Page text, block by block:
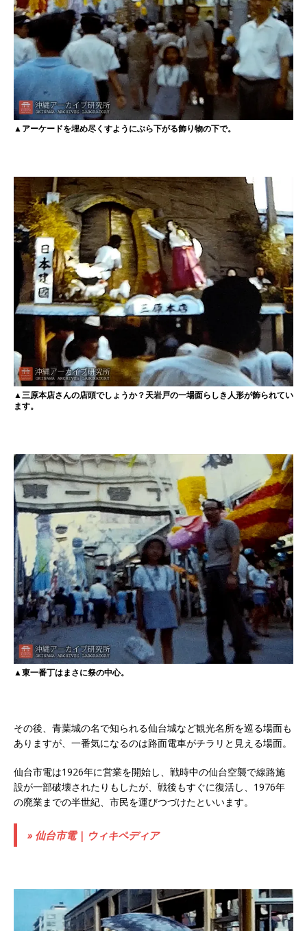
▲アーケードを埋め尽くすようにぶら下がる飾り物の下で。
▲三原本店さんの店頭でしょうか？天岩戸の一場面らしき人形が飾られてい
ます。
▲東一番丁はまさに祭の中心。
その後、青葉城の名で知られる仙台城など観光名所を巡る場面も
ありますが、一番気になるのは路面電車がチラリと見える場面。
仙台市電は1926年に営業を開始し、戦時中の仙台空襲で線路施
設が一部破壊されたりもしたが、戦後もすぐに復活し、1976年
の廃業までの半世紀、市民を運びつづけたといいます。
» 仙台市電 | ウィキペディア